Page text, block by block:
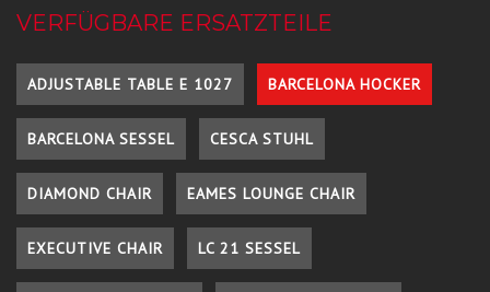
VERFÜGBARE ERSATZTEILE
ADJUSTABLE TABLE E 1027 BARCELONA HOCKER
BARCELONA SESSEL CESCA STUHL
DIAMOND CHAIR EAMES LOUNGE CHAIR
EXECUTIVE CHAIR LC 21 SESSEL